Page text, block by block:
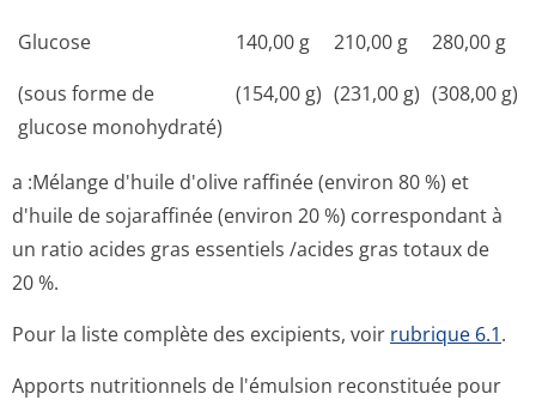
Glucose
(sous forme de
glucose monohydraté)
140,00 g
(154,00 g)
210,00 g
(231,00 g)
280,00 g
(308,00 g)
a :Mélange d'huile d'olive raffinée (environ 80 %) et
d'huile de sojaraffinée (environ 20 %) correspondant à
un ratio acides gras essentiels /acides gras totaux de
20 %.
Pour la liste complète des excipients, voir rubrique 6.1.
Apports nutritionnels de l'émulsion reconstituée pour